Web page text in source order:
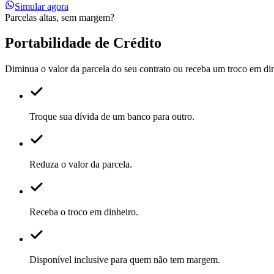
Simular agora
Parcelas altas, sem margem?
Portabilidade de Crédito
Diminua o valor da parcela do seu contrato ou receba um troco em
Troque sua dívida de um banco para outro.
Reduza o valor da parcela.
Receba o troco em dinheiro.
Disponível inclusive para quem não tem margem.